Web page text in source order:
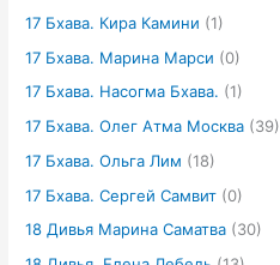
17 Бхава. Кира Камини (1)
17 Бхава. Марина Марси (0)
17 Бхава. Насогма Бхава. (1)
17 Бхава. Олег Атма Москва (39)
17 Бхава. Ольга Лим (18)
17 Бхава. Сергей Самвит (0)
18 Дивья Марина Саматва (30)